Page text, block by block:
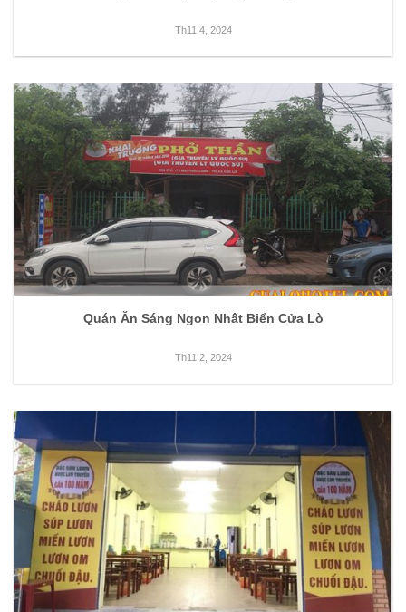
Th11 4, 2024
Quán Ăn Sáng Ngon Nhất Biển Cửa Lò
Th11 2, 2024